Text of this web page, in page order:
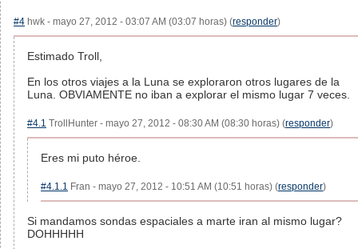
#4 hwk - mayo 27, 2012 - 03:07 AM (03:07 horas) (responder)
Estimado Troll,
En los otros viajes a la Luna se exploraron otros lugares de la
Luna. OBVIAMENTE no iban a explorar el mismo lugar 7 veces.
#4.1 TrollHunter - mayo 27, 2012 - 08:30 AM (08:30 horas) (responder)
Eres mi puto héroe.
#4.1.1 Fran - mayo 27, 2012 - 10:51 AM (10:51 horas) (responder)
Si mandamos sondas espaciales a marte iran al mismo lugar?
DOHHHHH